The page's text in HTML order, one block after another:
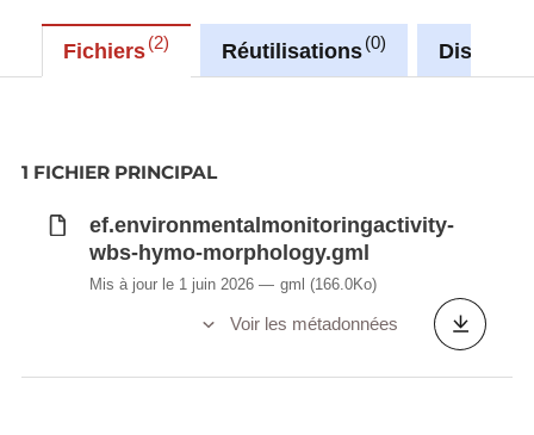
Fichiers 2 Réutilisations 0
1 FICHIER PRINCIPAL
ef.environmentalmonitoringactivity-
wbs-hymo-morphology.gml
Mis à jour le 1 juin 2026 gml (166.0Ko)
Voir les métadonnées